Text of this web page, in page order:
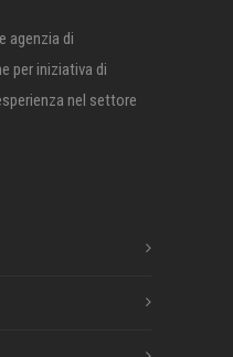
agenzia di
per iniziativa di
nel settore